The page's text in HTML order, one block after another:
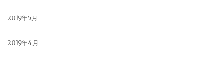
2019年5月
2019年4月